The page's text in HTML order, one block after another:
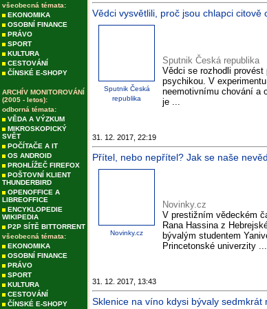
všeobecná témata:
EKONOMIKA
OSOBNÍ FINANCE
PRÁVO
SPORT
KULTURA
CESTOVÁNÍ
ČÍNSKÉ E-SHOPY
ARCHÍV MONITOROVÁNÍ
(2005 - letos):
odborná témata:
VĚDA A VÝZKUM
MIKROSKOPICKÝ
SVĚT
POČÍTAČE A IT
OS ANDROID
PROHLÍŽEČ FIREFOX
POŠTOVNÍ KLIENT
THUNDERBIRD
OPENOFFICE A
LIBREOFFICE
ENCYKLOPEDIE
WIKIPEDIA
P2P SÍTĚ BITTORRENT
všeobecná témata:
EKONOMIKA
OSOBNÍ FINANCE
PRÁVO
SPORT
KULTURA
CESTOVÁNÍ
ČÍNSKÉ E-SHOPY
Vědci vysvětlili, proč jsou chlapci
Sputnik Česká
republika
Sputnik Česká republika
Vědci se rozhodli
psychikou. V
neemotivnímu chování a
je ...
31. 12. 2017, 22:19
Přítel, nebo nepřítel? Jak se naše
Novinky.cz
Novinky.cz
V prestižním vědeckém
Rana Hassina z
bývalým studentem
Princetonské univerzity ...
31. 12. 2017, 13:43
Sklenice na víno kdysi bývaly sedmkrát